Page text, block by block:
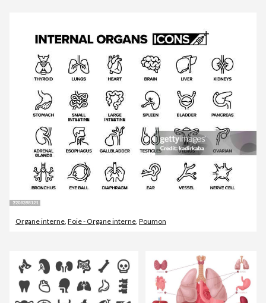
Organe interne, Foie - Organe interne, Poumon